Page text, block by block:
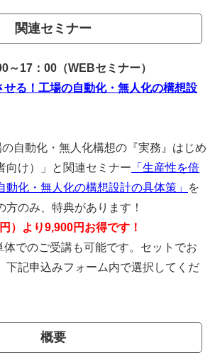
関連セミナー
～17：00（WEBセミナー）
せる！工場の自動化・無人化の構想設
自動化・無人化構想の『実務』はじめ
向け）」と関連セミナー 「生産性を倍
動化・無人化の構想設計の具体策」
を
方のみ、特典があります！
）より9,900円お得です！
でのご受講も可能です。セットでお
下記申込みフォーム内で選択してくだ
概要